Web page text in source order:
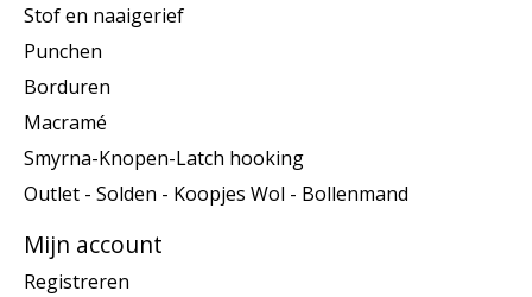
Stof en naaigerief
Punchen
Borduren
Macramé
Smyrna-Knopen-Latch hooking
Outlet - Solden - Koopjes Wol - Bollenmand
Mijn account
Registreren